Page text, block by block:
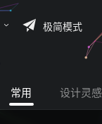
极简模式
常用 设计灵感